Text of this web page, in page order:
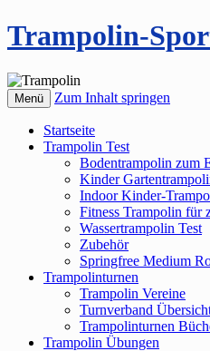
Trampolin-
Menü Zum Inhalt springen
Startseite
Trampolin Test
Bodentrampolin zum
Kinder
Indoor Kinder-
Fitness Trampolin für
Wassertrampolin Test
Zubehör
Springfree Medium
Trampolinturnen
Trampolin Vereine
Turnverband
Trampolinturnen
Trampolin Übungen